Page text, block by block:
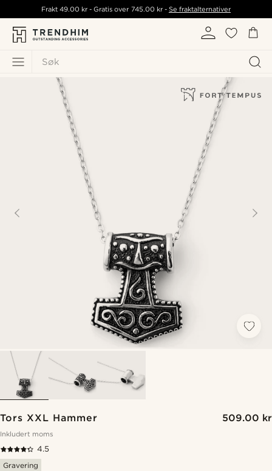
Søk
Frakt49.00 kr - Gratis over 745.00 kr- Se fraktalternativer
Tors XXL Hammer 509.00 kr
Inkludert moms
4.5
Gravering